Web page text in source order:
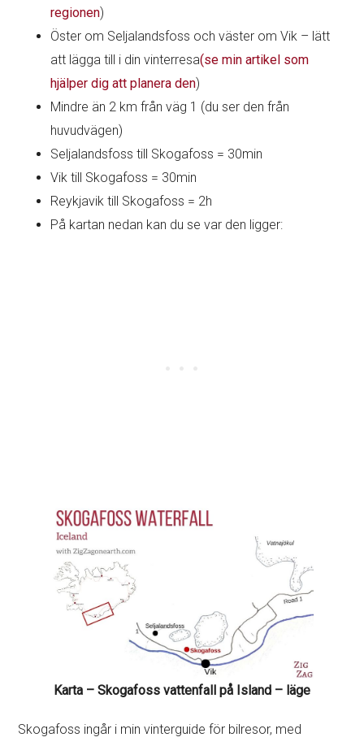
regionen)
Öster om Seljalandsfoss och väster om Vik – lätt
att lägga till i din vinterresa(se min artikel som
hjälper dig att planera den)
Mindre än 2 km från väg 1 (du ser den från
huvudvägen)
Seljalandsfoss till Skogafoss = 30min
Vik till Skogafoss = 30min
Reykjavik till Skogafoss = 2h
På kartan nedan kan du se var den ligger:
Karta – Skogafoss vattenfall på Island – läge
Skogafoss ingår i min vinterguide för bilresor, med